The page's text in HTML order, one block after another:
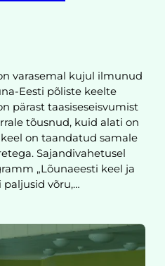
varasemal kujul ilmunud
Eesti põliste keelte
pärast taasiseseisvumist
tõusnud, kuid alati on
on taandatud samale
Sajandivahetusel
„Lõunaeesti keel ja
paljusid võru,…